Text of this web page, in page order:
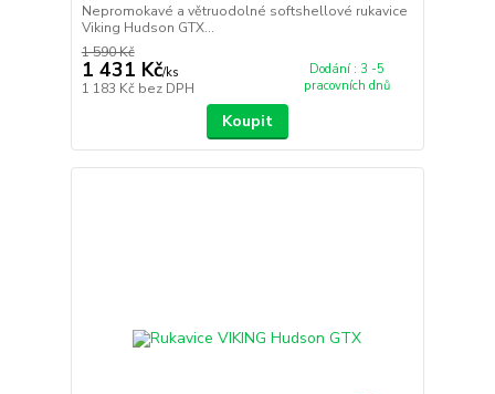
Nepromokavé a větruodolné softshellové rukavice
Viking Hudson GTX...
1 590 Kč
1 431 Kč/ks
1 183 Kč bez DPH
Dodání : 3 -5
pracovních dnů
Koupit